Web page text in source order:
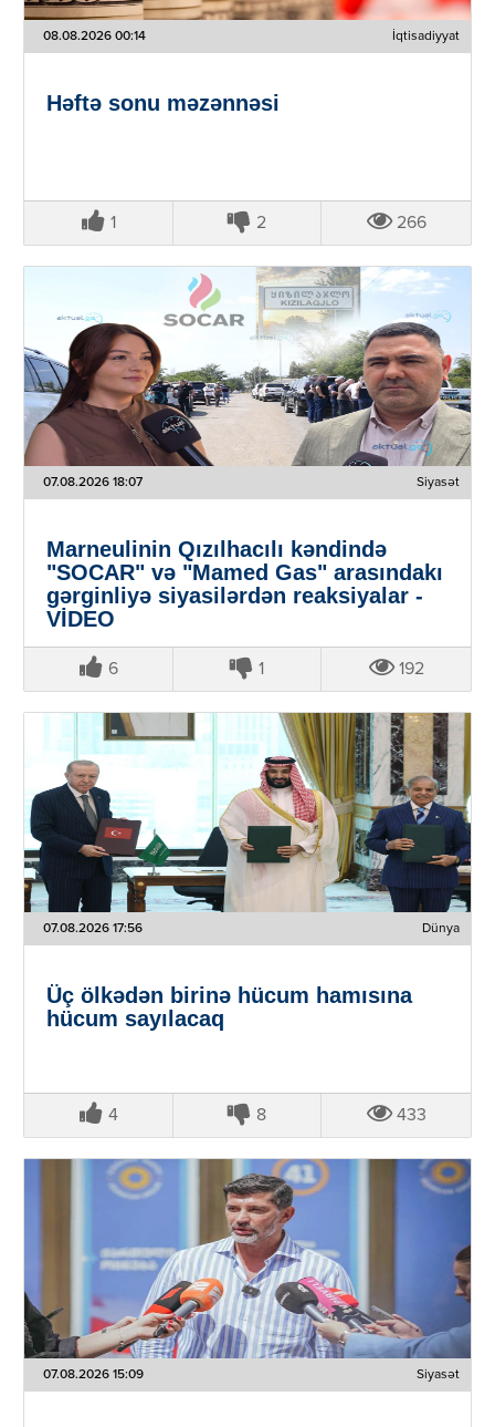
08.08.2026 00:14 İqtisadiyyat
Həftə sonu məzənnəsi
1 2 266
07.08.2026 18:07 Siyasət
Marneulinin Qızılhacılı kəndində
"SOCAR" və "Mamed Gas" arasındakı
gərginliyə siyasilərdən reaksiyalar -
VİDEO
6 1 192
07.08.2026 17:56 Dünya
Üç ölkədən birinə hücum hamısına
hücum sayılacaq
4 8 433
07.08.2026 15:09 Siyasət